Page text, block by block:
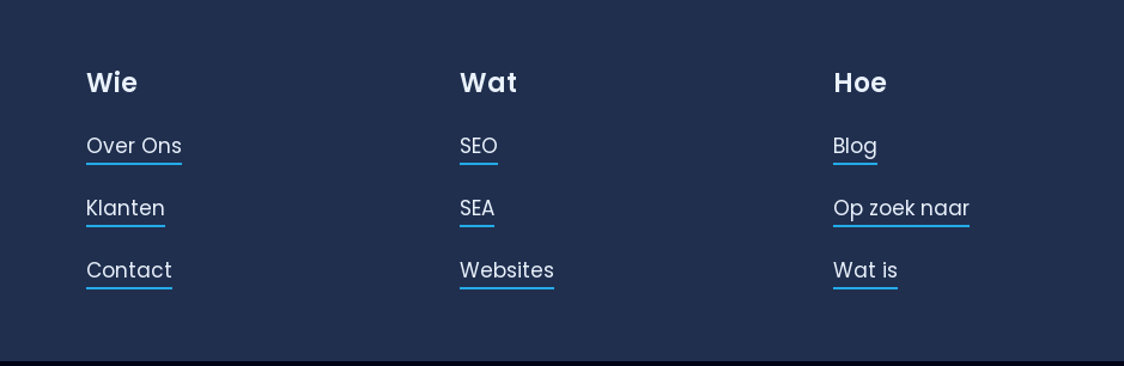
Wie
Over Ons
Klanten
Contact
Wat
SEO
SEA
Websites
Hoe
Blog
Op zoek naar
Wat is